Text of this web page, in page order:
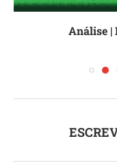
Análise |